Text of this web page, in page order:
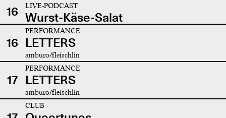
16 LIVE-PODCAST
Wurst-Käse-Salat
16
PERFORMANCE
LETTERS
amburo/fleischlin
17
PERFORMANCE
LETTERS
amburo/fleischlin
CLUB